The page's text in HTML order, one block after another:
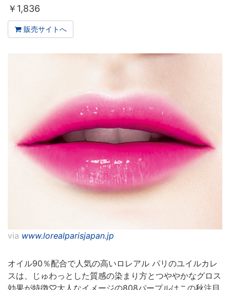
￥ 1,836
販売サイトへ
via www.lorealparisjapan.jp
オイル90％配合で人気の高いロレアル パリのユイルカレ
スは、じゅわっとした質感の染まり方とつややかなグロス